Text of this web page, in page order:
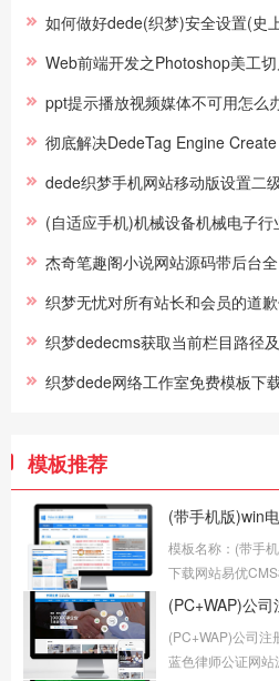
如何做好dede(织梦)安全设置(史
Web前端开发之Photoshop美工
ppt提示播放视频媒体不可用怎么
彻底解决DedeTag Engine
dede织梦手机网站移动版设置二级域名
(自适应手机)机械设备机械电子行业网站模板
杰奇笔趣阁小说网站源码带后台全自动采集小说网
织梦无忧对所有站长和会员的道
织梦dedecms获取当前栏目路径
织梦dede网络工作室免费模板下
模板推荐
模板名称：(带手
下载网站易优CMS
(PC+WAP)公司注
蓝色律师公证网站